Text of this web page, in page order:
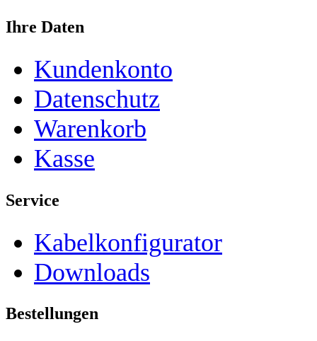
Ihre Daten
Kundenkonto
Datenschutz
Warenkorb
Kasse
Service
Kabelkonfigurator
Downloads
Bestellungen